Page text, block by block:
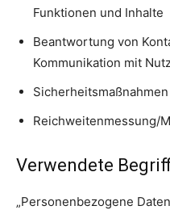
Funktionen und Inhalte
Beantwortung von
Kommunikation mit
Sicherheitsmaßnahmen
Reichweitenmessung/
Verwendete
„Personenbezogene